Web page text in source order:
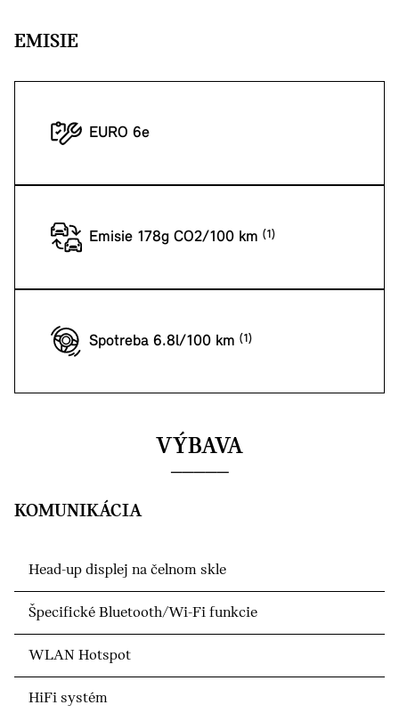
EMISIE
EURO 6e
Emisie 178g CO2/100 km
Spotreba 6.8l/100 km
VÝBAVA
KOMUNIKÁCIA
Head-up displej na čelnom skle
Špecifické Bluetooth/Wi-Fi funkcie
WLAN Hotspot
HiFi systém